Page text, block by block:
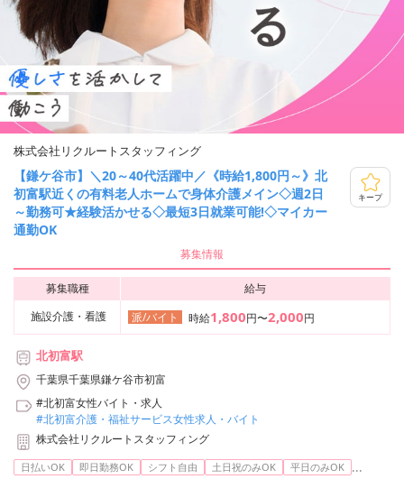
株式会社リクルートスタッフィング
【鎌ケ谷市】＼20～40代活躍中／《時給1,800円～》北
初富駅近くの有料老人ホームで身体介護メイン◇週2日
～勤務可★経験活かせる◇最短3日就業可能!◇マイカー
通勤OK
キープ
募集情報
募集職種
給与
施設介護・看護
派/バイト 時給1,800円〜2,000円
北初富駅
千葉県千葉県鎌ケ谷市初富
#北初富女性バイト・求人
#北初富介護・福祉サービス女性求人・バイト
株式会社リクルートスタッフィング
日払いOK 即日勤務OK シフト自由 土日祝のみOK 平日のみOK ...